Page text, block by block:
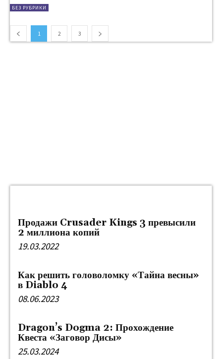
БЕЗ РУБРИКИ
1 2 3
Продажи Crusader Kings 3 превысили
2 миллиона копий
19.03.2022
Как решить головоломку «Тайна весны»
в Diablo 4
08.06.2023
Dragon’s Dogma 2: Прохождение
Квеста «Заговор Дисы»
25.03.2024